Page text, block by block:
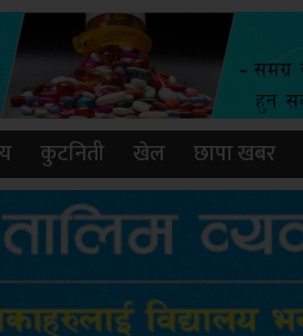
कुटनिती खेल छापा खबर